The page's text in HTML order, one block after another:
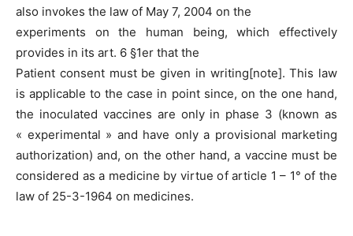
also invokes the law of May 7, 2004 on the
experiments on the human being, which effectively
provides in its art. 6 §1er that the
Patient consent must be given in writing[note]. This law
is applicable to the case in point since, on the one hand,
the inoculated vaccines are only in phase 3 (known as
« experimental » and have only a provisional marketing
authorization) and, on the other hand, a vaccine must be
considered as a medicine by virtue of article 1 – 1° of the
law of 25-3-1964 on medicines.